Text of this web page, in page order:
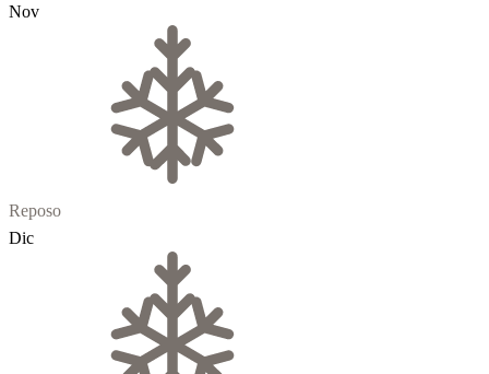
Nov
Reposo
Dic